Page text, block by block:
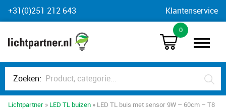
Skip
to
+31(0)251 212 643 Klantenservice
0
Zoeken:
Lichtpartner » LED TL buizen » LED TL buis met sensor 9W – 60cm – T8